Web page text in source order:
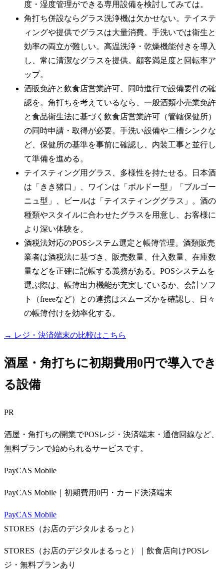
度・湿度管理ができる専用設備を検討してみては。
角打ち併設ならグラス洗浄機は欠かせない。テイステ
ィングや提供でグラスは大量消費。手洗いでは衛生と
効率の両立が難しい。高温洗浄・乾燥機能付きを導入
し、常に清潔なグラスを提供。顧客満足度と回転率ア
ップ。
酒販免許と飲食店営業許可、同時進行で設備要件の確
認を。角打ちを考えているなら、一般酒類小売業免許
と食品衛生法に基づく飲食店営業許可（管轄保健所）
の同時申請・取得が必要。手洗い設備や二槽シンクな
ど、保健所の基準を事前に確認し、内装工事と並行し
て準備を進める。
テイスティング用グラス、多様性を持たせる。日本酒
は「きき猪口」、ワインは「ボルドー型」「ブルゴー
ニュ型」、ビールは「テイスティンググラス」。酒の
種類やスタイルに合わせたグラスを用意し、お客様に
より深い体験を。
酒税法対応のPOSシステム選定と帳簿管理。酒類販売
業者は酒税法に基づき、販売数量、仕入数量、在庫数
量などを正確に記帳する義務がある。POSシステムを
選ぶ際は、帳簿出力機能が充実しているか、会計ソフ
ト（freeeなど）との連携はスムーズかを確認し、日々
の帳簿付けを効率化する。
→ レジ・決済端末の比較はこちら
酒屋・角打ちに初期費用0円で導入でき
る設備
PR
酒屋・角打ちの開業でPOSレジ・決済端末・通信回線など、
無料プランで始められるサービスです。
PayCAS Mobile
PayCAS Mobile｜初期費用0円・カード決済端末
PayCAS Mobile
STORES（お店のデジタルまるっと）
STORES（お店のデジタルまるっと）｜飲食店向けPOSレ
ジ・無料プランあり